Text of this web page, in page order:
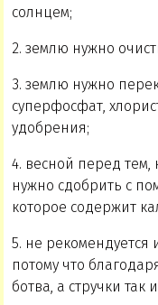
солнцем;
2. землю нужно
3. землю нужно
суперфосфат,
удобрения;
4. весной перед
нужно сдобрить с
которое содержит
5. не рекомендуется
потому что
ботва, а стручки так